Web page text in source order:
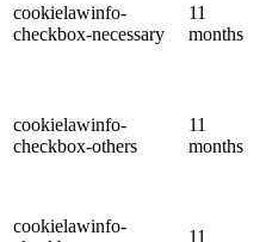
cookielawinfo-
checkbox-necessary
11
months
cookielawinfo-
checkbox-others
11
months
cookielawinfo-
11